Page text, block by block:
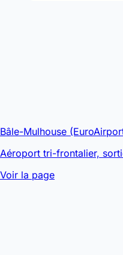
Bâle-Mulhouse
Aéroport tri-frontalier,
Voir la page